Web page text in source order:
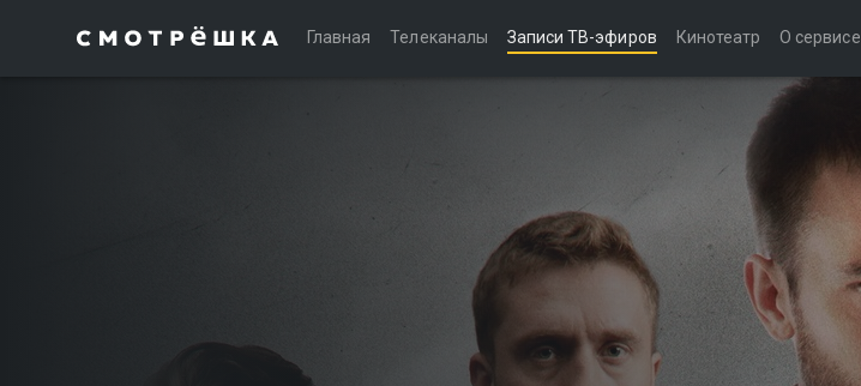
Главная Телеканалы Записи ТВ-эфиров Кинотеатр О сервисе